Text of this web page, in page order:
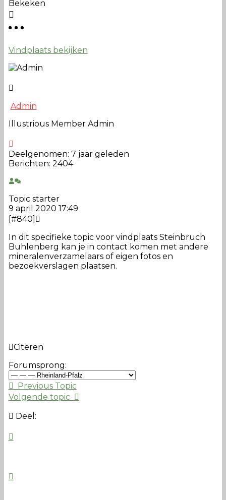
Bekeken
Vindplaats bekijken
Admin
Illustrious Member Admin
Deelgenomen: 7 jaar geleden
Berichten: 2404
Topic starter
9 april 2020 17:49
[#840]
In dit specifieke topic voor vindplaats Steinbruch
Buhlenberg kan je in contact komen met andere
mineralenverzamelaars of eigen fotos en
bezoekverslagen plaatsen.
Citeren
Forumsprong:
Previous Topic
Volgende topic
Deel: